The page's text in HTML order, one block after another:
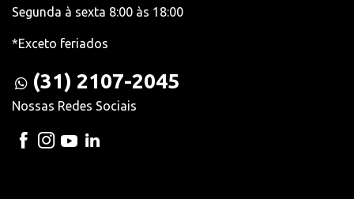
Segunda à sexta 8:00 às 18:00
*Exceto feriados
(31) 2107-2045
Nossas Redes Sociais